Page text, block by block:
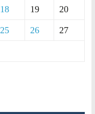
18 19 20
25 26 27